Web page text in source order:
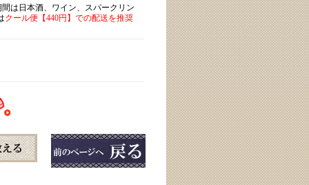
は日本酒、ワイン、スパークリン
クール便【440円】での配送を推奨